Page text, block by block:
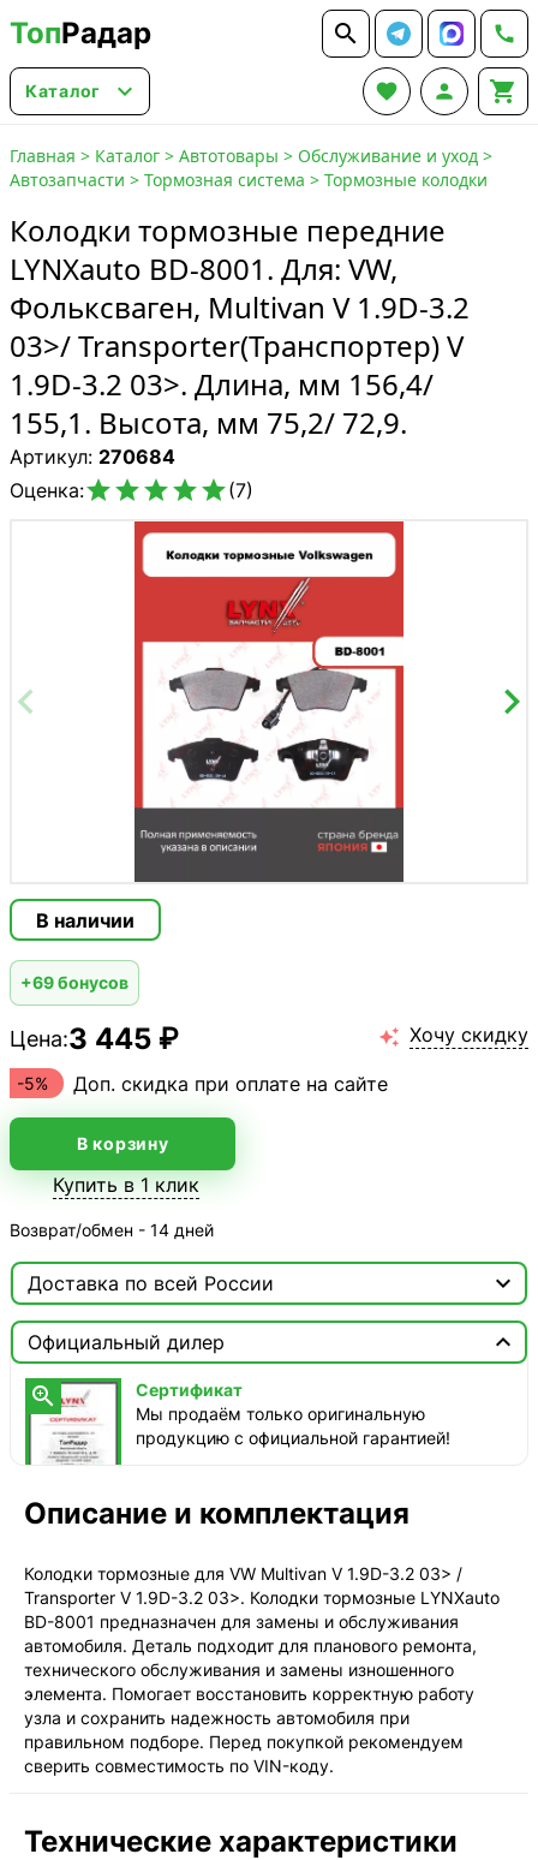
ТопРадар  
Каталог    
Главная > Каталог > Автотовары > Обслуживание и уход >
Автозапчасти > Тормозная система > Тормозные колодки
Колодки тормозные передние
LYNXauto BD-8001. Для: VW,
Фольксваген, Multivan V 1.9D-3.2
03>/ Transporter(Транспортер) V
1.9D-3.2 03>. Длина, мм 156,4/
155,1. Высота, мм 75,2/ 72,9.
Артикул: 270684
Оценка:(7)
В наличии
+69 бонусов
Цена:3 445 ₽  Хочу скидку
-5% Доп. скидка при оплате на сайте
В корзину
Купить в 1 клик
Возврат/обмен - 14 дней
Доставка по всей России 
 Москва
ТопРадар — Курьер
сегодня, от 350 ₽
ТопРадар — Самовывоз
сегодня, бесплатно
СДЭК — Курьер
1-3 дня, от 385 ₽
Официальный дилер


Сертификат
Мы продаём только оригинальную
продукцию с официальной гарантией!
Описание и комплектация
Колодки тормозные для VW Multivan V 1.9D-3.2 03> /
Transporter V 1.9D-3.2 03>. Колодки тормозные LYNXauto
BD-8001 предназначен для замены и обслуживания
автомобиля. Деталь подходит для планового ремонта,
технического обслуживания и замены изношенного
элемента. Помогает восстановить корректную работу
узла и сохранить надежность автомобиля при
правильном подборе. Перед покупкой рекомендуем
сверить совместимость по VIN-коду.
Технические характеристики